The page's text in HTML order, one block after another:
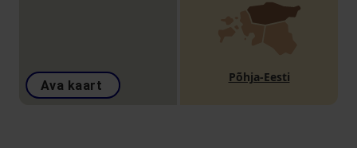
Ava kaart
Põhja-Eesti